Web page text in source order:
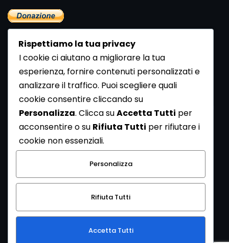
Newsletter
Se vuoi ricevere la Rivista gratuita di archeologia realizzata
dalla Redazione di ArcheoMedia iscriviti alla nostra
Newsletter [Clicca Qui]
Con l'invio del messaggio l'utente dichiara di aver letto
l’informativa sulla privacy e di acconsentire al trattamento
dei propri dati personali.
Rispettiamo la tua privacy
I cookie ci aiutano a migliorare la tua
esperienza, fornire contenuti personalizzati e
analizzare il traffico. Puoi scegliere quali
cookie consentire cliccando su
Personalizza. Clicca suAccetta Tutti per
acconsentire o su Rifiuta Tutti per rifiutare i
cookie non essenziali.
Personalizza
Rifiuta Tutti
Accetta Tutti